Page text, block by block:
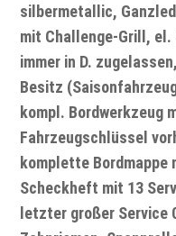
silbermetallic,
mit Challenge-Grill,
immer in D.
Besitz
kompl. Bordwerkzeug
Fahrzeugschlüssel
komplette
Scheckheft mit 13
letzter großer Service